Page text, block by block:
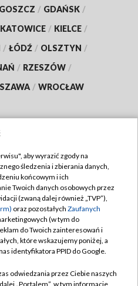
/ GDAŃSK /
KATOWICE / KIELCE /
/ ŁÓDŹ / OLSZTYN /
/ RZESZÓW /
/ WROCŁAW
TVP
TVP
prywatności
zgody
aby wyrazić zgody na
śledzenia i zbierania danych,
końcowym i ich
Twoich danych osobowych przez
(zwaną dalej również „TVP”),
oraz pozostałych Zaufanych
(w tym do
do Twoich zainteresowań i
które wskazujemy poniżej, a
identyfikatora PPID do Google.
odwiedzania przez Ciebie naszych
„Portalem”, w tym informacje